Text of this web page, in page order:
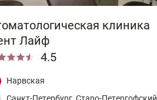
клиника
Лайф
4.5
Нарвская